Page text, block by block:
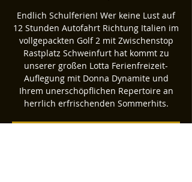
Endlich Schulferien! Wer keine Lust auf
12 Stunden Autofahrt Richtung Italien im
vollgepackten Golf 2 mit Zwischenstop
Rastplatz Schweinfurt hat kommt zu
unserer großen Lotta Ferienfreizeit-
Auflegung mit Donna Dynamite und
Ihrem unerschöpflichen Repertoire an
herrlich erfrischenden Sommerhits.